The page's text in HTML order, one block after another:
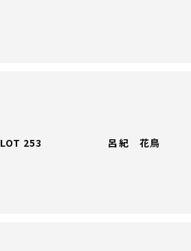
LOT 253 呂紀 花鳥